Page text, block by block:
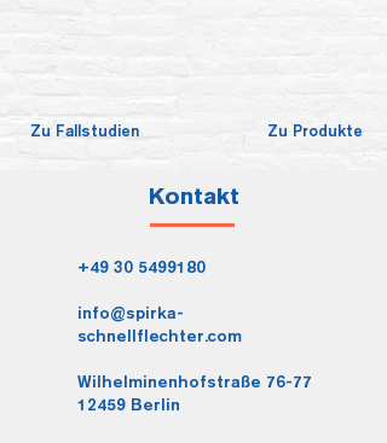
Zu Produkte
Zu Fallstudien
Kontakt
+49 30 5499180
info@spirka-
schnellflechter.com
Wilhelminenhofstraße 76-77
12459 Berlin